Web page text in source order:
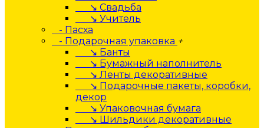
↘ Свадьба
↘ Учитель
- Пасха
- Подарочная упаковка +
↘ Банты
↘ Бумажный наполнитель
↘ Ленты декоративные
↘ Подарочные пакеты, коробки,
декор
↘ Упаковочная бумага
↘ Шильдики декоративные